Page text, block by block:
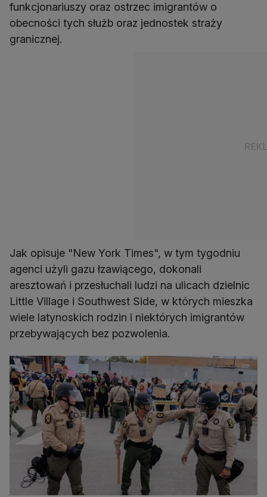
funkcjonariuszy oraz ostrzec imigrantów o
obecności tych służb oraz jednostek straży
granicznej.
Jak opisuje "New York Times", w tym tygodniu
agenci użyli gazu łzawiącego, dokonali
aresztowań i przesłuchali ludzi na ulicach dzielnic
Little Village i Southwest Side, w których mieszka
wiele latynoskich rodzin i niektórych imigrantów
przebywających bez pozwolenia.